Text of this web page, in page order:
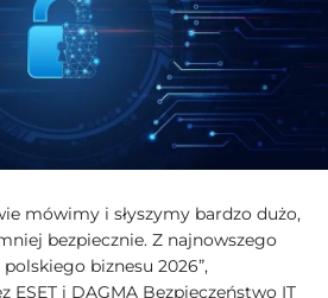
mówimy i słyszymy bardzo dużo,
bezpiecznie. Z najnowszego
biznesu 2026”,
ESET i DAGMA Bezpieczeństwo IT